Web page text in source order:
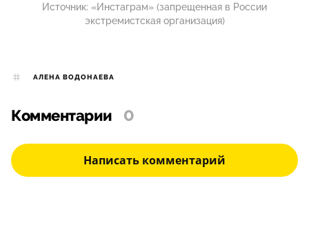
Источник: «Инстаграм» (запрещенная в России
экстремистская организация)
АЛЕНА ВОДОНАЕВА
Комментарии 0
Написать комментарий